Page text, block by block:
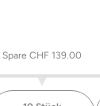
Spare CHF 139.00